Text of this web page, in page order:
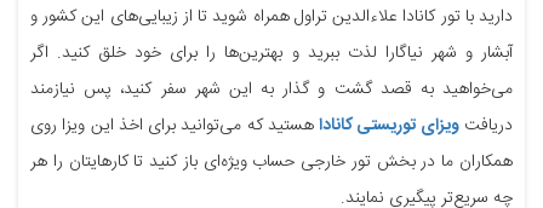
دارید با تور کانادا علاءالدین تراول همراه شوید تا از زیبایی‌های این کشور و
آبشار و شهر نیاگارا لذت ببرید و بهترین‌ها را برای خود خلق کنید. اگر
می‌خواهید به قصد گشت و گذار به این شهر سفر کنید، پس نیازمند
دریافتویزای توریستی کاناداهستید که می‌توانید برای اخذ این ویزا روی
همکاران ما در بخش تور خارجی حساب ویژه‌ای باز کنید تا کارهایتان را هر
چه سریع‌تر پیگیری نمایند.